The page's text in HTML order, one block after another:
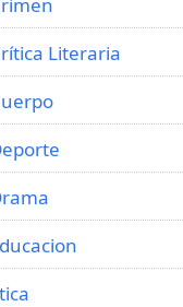
Literaria